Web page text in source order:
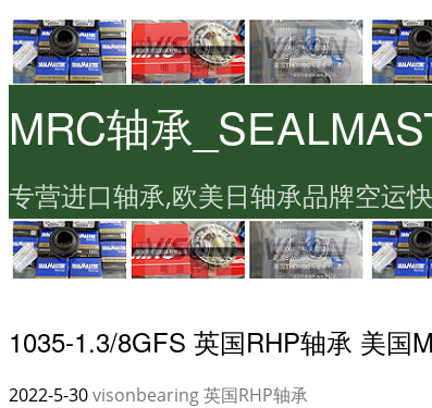
MRC轴承
专营进口轴承,欧美日轴承品牌空运
1035-1.3/8GFS 英国RHP轴承 美国
2022-5-30visonbearing英国RHP轴承